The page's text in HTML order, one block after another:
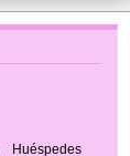
Huéspedes